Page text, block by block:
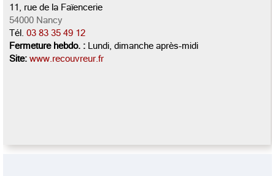
11, rue de la Faïencerie
54000 Nancy
Tél. 03 83 35 49 12
Fermeture hebdo. : Lundi, dimanche après-midi
Site: www.recouvreur.fr